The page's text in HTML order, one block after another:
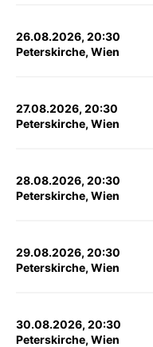
26.08.2026, 20:30
Peterskirche, Wien
27.08.2026, 20:30
Peterskirche, Wien
28.08.2026, 20:30
Peterskirche, Wien
29.08.2026, 20:30
Peterskirche, Wien
30.08.2026, 20:30
Peterskirche, Wien